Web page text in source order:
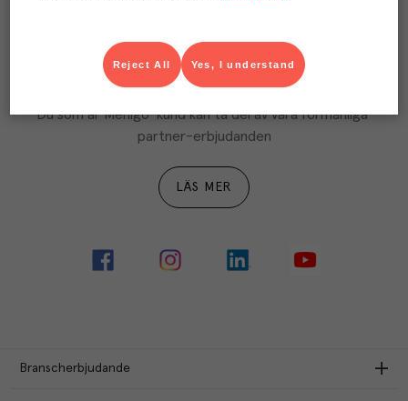
Ta del av Menigo Partner
Du som är Menigo-kund kan ta del av våra förmånliga
partner-erbjudanden
LÄS MER
Branscherbjudande
Yes, I understand
Reject All